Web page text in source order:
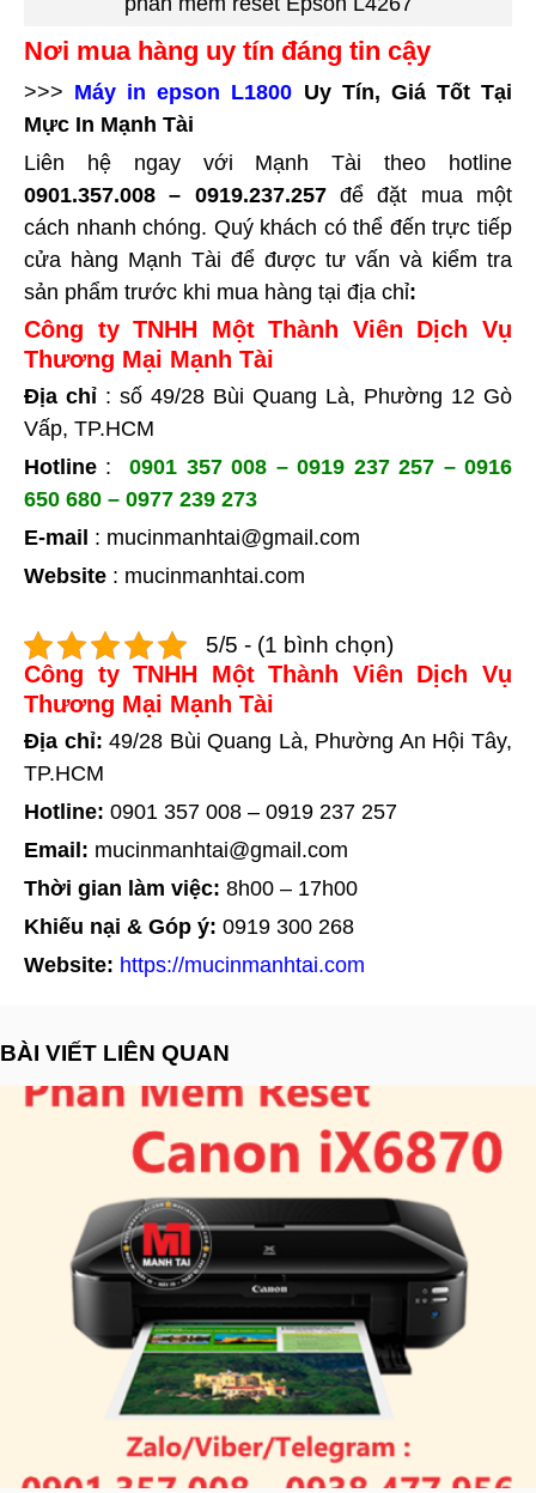
Nơi mua hàng uy tín đáng tin cậy
>>> Máy in epson L1800 Uy Tín, Giá Tốt Tại
Mực In Mạnh Tài
Liên hệ ngay với Mạnh Tài theo hotline
0901.357.008 – 0919.237.257để đặt mua một
cách nhanh chóng. Quý khách có thể đến trực tiếp
cửa hàng Mạnh Tài để được tư vấn và kiểm tra
sản phẩm trước khi mua hàng tại địa chỉ:
Công ty TNHH Một Thành Viên Dịch Vụ
Thương Mại Mạnh Tài
Địa chỉ : số 49/28 Bùi Quang Là, Phường 12 Gò
Vấp, TP.HCM
Hotline :0901 357 008 – 0919 237 257 – 0916
650 680 – 0977 239 273
E-mail : mucinmanhtai@gmail.com
Website : mucinmanhtai.com
5/5 - (1 bình chọn)
Công ty TNHH Một Thành Viên Dịch Vụ
Thương Mại Mạnh Tài
Địa chỉ: 49/28 Bùi Quang Là, Phường An Hội Tây,
TP.HCM
Hotline: 0901 357 008 – 0919 237 257
Email: mucinmanhtai@gmail.com
Thời gian làm việc: 8h00 – 17h00
Khiếu nại & Góp ý: 0919 300 268
Website: https://mucinmanhtai.com
BÀI VIẾT LIÊN QUAN